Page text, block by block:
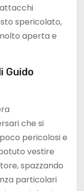
attacchi
spericolato,
aperta e
Guido
che si
pericolosi e
vestire
spazzando
particolari